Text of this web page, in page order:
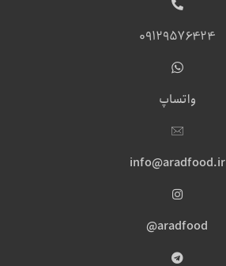
09129576424
واتساپ
info@aradfood.ir
aradfood@